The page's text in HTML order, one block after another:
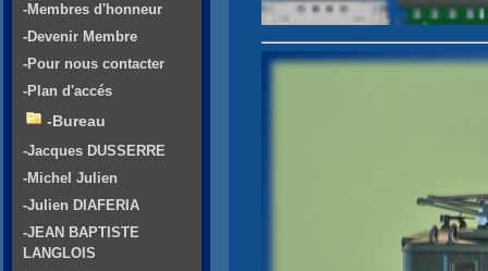
-Membres d'honneur
-Devenir Membre
-Pour nous contacter
-Plan d'accés
-Bureau
-Jacques DUSSERRE
-Michel Julien
-Julien DIAFERIA
-JEAN BAPTISTE
LANGLOIS